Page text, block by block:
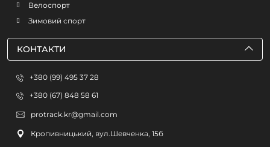
Велоспорт
Зимовий спорт
КОНТАКТИ
+380 (99) 495 37 28
+380 (67) 848 58 61
protrack.kr@gmail.com
Кропивницький, вул.Шевченка, 15б